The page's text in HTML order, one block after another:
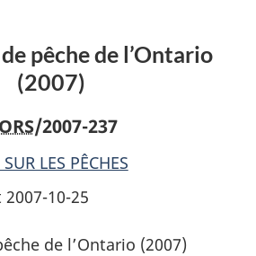
pêche de l’Ontario
(2007)
/2007-237
LES PÊCHES
10-25
de l’Ontario (2007)